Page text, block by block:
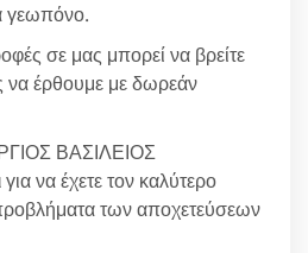
γεωπόνο.
σε μας μπορεί να βρείτε
να έρθουμε με δωρεάν
ΒΑΣΙΛΕΙΟΣ
για να έχετε τον καλύτερο
των αποχετεύσεων